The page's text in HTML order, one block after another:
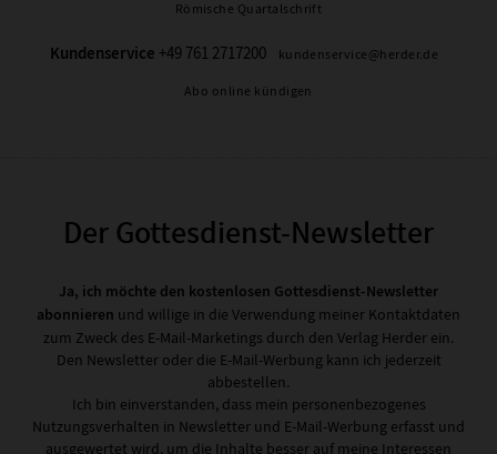
Römische Quartalschrift
Kundenservice +49 761 2717200 kundenservice@herder.de
Abo online kündigen
Der Gottesdienst-Newsletter
Ja, ich möchte den kostenlosen Gottesdienst-Newsletter
abonnieren und willige in die Verwendung meiner Kontaktdaten
zum Zweck des E-Mail-Marketings durch den Verlag Herder ein.
Den Newsletter oder die E-Mail-Werbung kann ich jederzeit
abbestellen.
Ich bin einverstanden, dass mein personenbezogenes
Nutzungsverhalten in Newsletter und E-Mail-Werbung erfasst und
ausgewertet wird, um die Inhalte besser auf meine Interessen